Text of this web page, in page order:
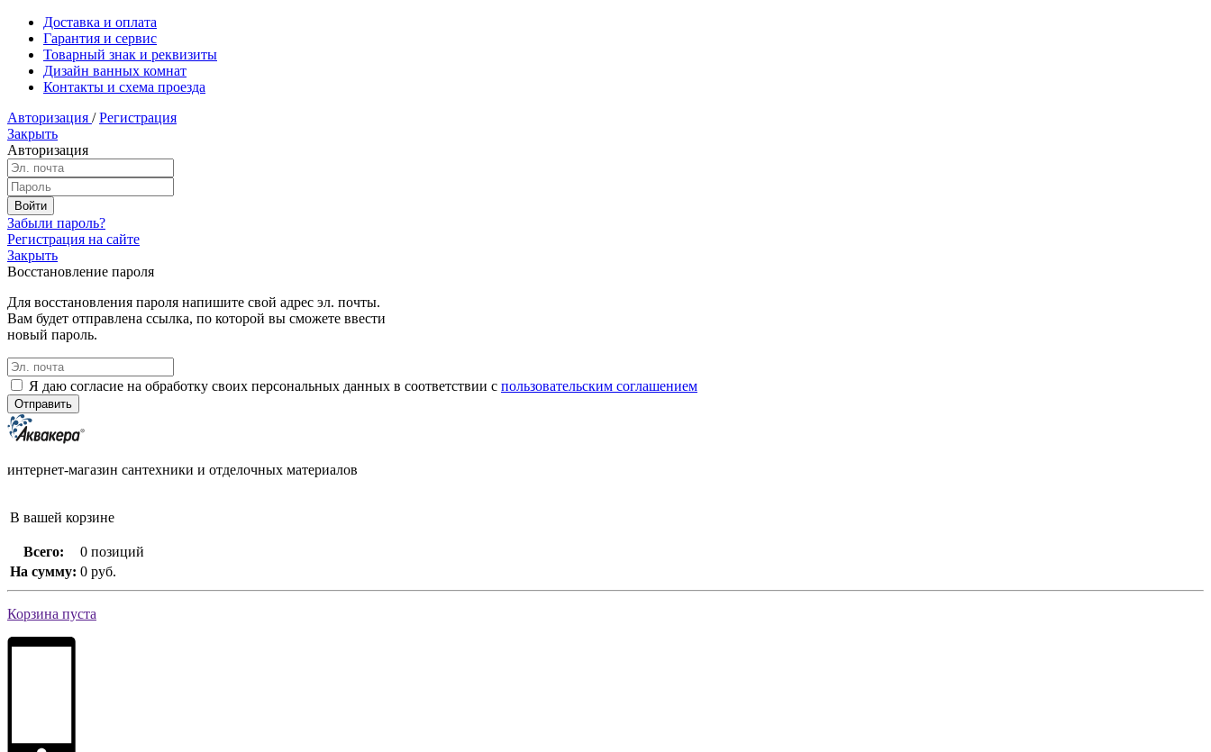
Доставка и оплата
Гарантия и сервис
Товарный знак и реквизиты
Дизайн ванных комнат
Контакты и схема проезда
Авторизация / Регистрация
Закрыть
Авторизация
Забыли пароль?
Регистрация на сайте
Закрыть
Восстановление пароля
Для восстановления пароля напишите свой адрес эл. почты.
Вам будет отправлена ссылка, по которой вы сможете ввести
новый пароль.
Я даю согласие на обработку своих персональных данных в соответствии с пользовательским соглашением
интернет-магазин сантехники и отделочных материалов
В вашей корзине
Всего:
0 позиций
На сумму: 0 руб.
Корзина пуста